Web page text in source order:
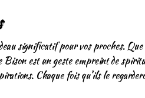
significatif pour vos proches.
est un geste empreint de
Chaque fois qu’ils le